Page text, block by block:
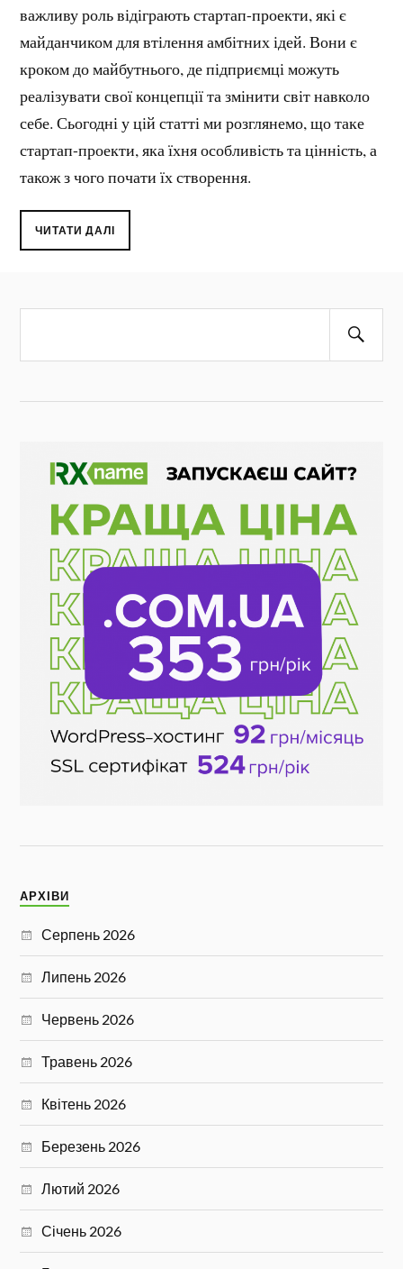
важливу роль відіграють стартап-проекти, які є
майданчиком для втілення амбітних ідей. Вони є
кроком до майбутнього, де підприємці можуть
реалізувати свої концепції та змінити світ навколо
себе. Сьогодні у цій статті ми розглянемо, що таке
стартап-проекти, яка їхня особливість та цінність, а
також з чого почати їх створення.
ЧИТАТИ ДАЛІ
АРХІВИ
Серпень 2026
Липень 2026
Червень 2026
Травень 2026
Квітень 2026
Березень 2026
Лютий 2026
Січень 2026